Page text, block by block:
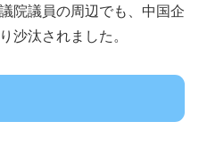
院議員の周辺でも、中国企
沙汰されました。